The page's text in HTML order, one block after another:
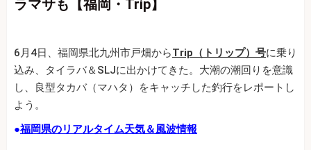
ラマサも【福岡・Trip】
6月4日、福岡県北九州市戸畑からTrip（トリップ）号に乗り
込み、タイラバ＆SLJに出かけてきた。大潮の潮回りを意識
し、良型タカバ（マハタ）をキャッチした釣行をレポートし
よう。
●福岡県のリアルタイム天気＆風波情報